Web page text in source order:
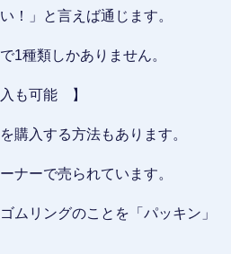
！」と言えば通じます。
1種類しかありません。
も可能 】
購入する方法もあります。
ナーで売られています。
ムリングのことを「パッキン」